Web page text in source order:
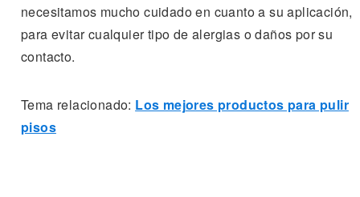
necesitamos mucho cuidado en cuanto a su aplicación,
para evitar cualquier tipo de alergias o daños por su
contacto.
Tema relacionado: Los mejores productos para pulir
pisos